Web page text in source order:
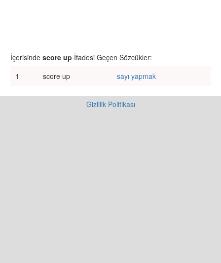
İçerisinde score up İfadesi Geçen Sözcükler:
1
score up sayı yapmak
Gizlilik Politikası